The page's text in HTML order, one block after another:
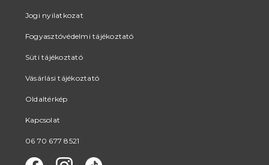
Jogi nyilatkozat
Fogyasztóvédelmi tájékoztató
Süti tájékoztató
Vásárlási tájékoztató
Oldaltérkép
Kapcsolat
06 70 677 8521